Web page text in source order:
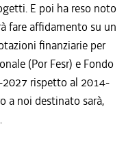
E poi ha reso noto
fare affidamento su un
finanziarie per
(Por Fesr) e Fondo
2027 rispetto al 2014-
a noi destinato sarà,